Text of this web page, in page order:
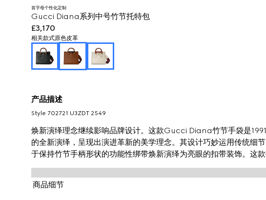
首字母个性化定制
Gucci Diana系列中号竹节托特包
£3,170
相关款式原色皮革
产品描述
Style ‎702721 U3ZDT 2549
焕新演绎理念继续影响品牌设计。这款Gucci Diana竹节手袋是
的全新演绎，呈现出演进革新的美学理念。其设计巧妙运用传统细
于保持竹节手柄形状的功能性绑带焕新演绎为亮眼的扣带装饰。这款
商品细节